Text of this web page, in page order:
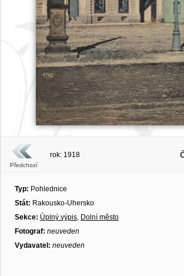
Předchozí
rok: 1918
Typ: Pohlednice
Stát: Rakousko-Uhersko
Sekce: Úplný výpis, Dolní město
Fotograf: neuveden
Vydavatel: neuveden